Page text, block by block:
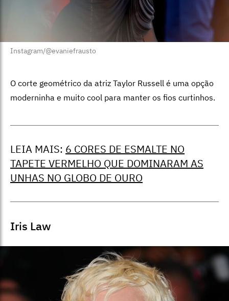
Instagram/@evaniefrausto
O corte geométrico da atriz Taylor Russell é uma opção
moderninha e muito cool para manter os fios curtinhos.
LEIA MAIS: 6 CORES DE ESMALTE NO
TAPETE VERMELHO QUE DOMINARAM AS
UNHAS NO GLOBO DE OURO
Iris Law